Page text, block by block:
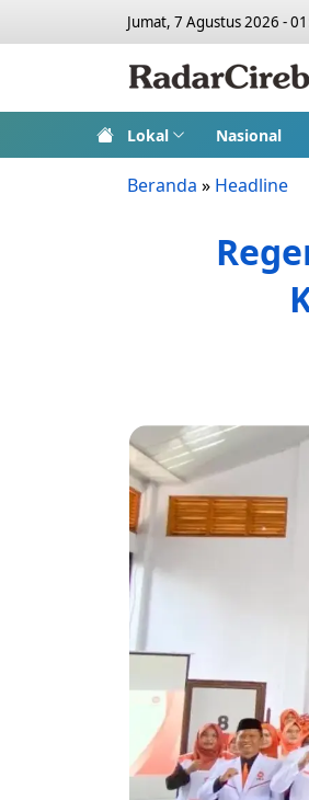
Jumat, 7 Agustus 2026 -
Lokal Nasional
Beranda » Headline